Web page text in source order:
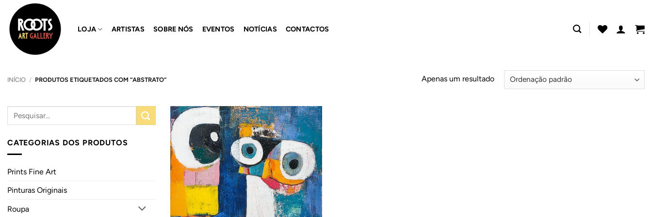
content
LOJA ARTISTAS SOBRE NÓS EVENTOS NOTÍCIAS CONTACTOS
INÍCIO / PRODUTOS ETIQUETADOS COM “ABSTRATO” Apenas um resultado
CATEGORIAS DOS PRODUTOS
Prints Fine Art
Pinturas Originais
Roupa
Adicionar
ao
Wishlist